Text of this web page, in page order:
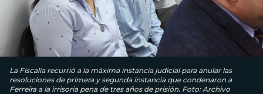
La Fiscalía recurrió a la máxima instancia judicial para anular las
resoluciones de primera y segunda instancia que condenaron a
Ferreira a la irrisoria pena de tres años de prisión. Foto: Archivo